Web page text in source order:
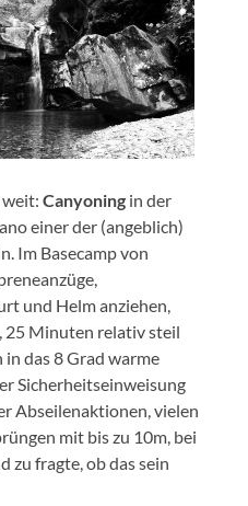
weit:Canyoning in der
einer der (angeblich)
Im Basecamp von
und Helm anziehen,
25 Minuten relativ steil
das 8 Grad warme
Sicherheitseinweisung
Abseilenaktionen, vielen
mit bis zu 10m, bei
zu fragte, ob das sein